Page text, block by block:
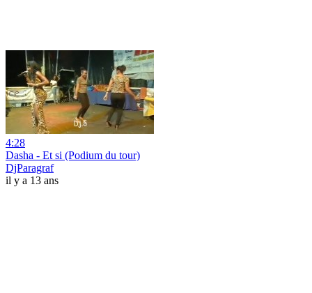
4:28
Dasha - Et si (Podium du tour)
DjParagraf
il y a 13 ans